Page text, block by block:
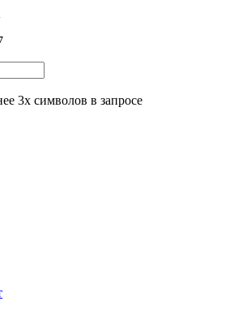
3х символов в запросе